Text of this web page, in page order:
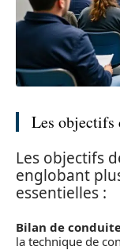
Les objectifs
Les objectifs
englobant
essentielles :
Bilan de
la technique de